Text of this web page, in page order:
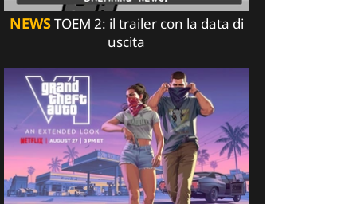
NEWSTOEM 2: il trailer con la data di
uscita